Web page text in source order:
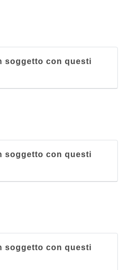
soggetto con questi
soggetto con questi
soggetto con questi